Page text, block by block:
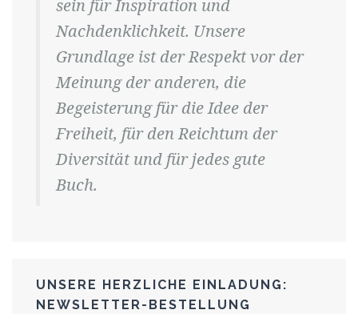
sein für Inspiration und
Nachdenklichkeit. Unsere
Grundlage ist der Respekt vor der
Meinung der anderen, die
Begeisterung für die Idee der
Freiheit, für den Reichtum der
Diversität und für jedes gute
Buch.
UNSERE HERZLICHE EINLADUNG:
NEWSLETTER-BESTELLUNG